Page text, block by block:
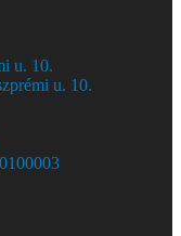
u. 10.
u. 10.